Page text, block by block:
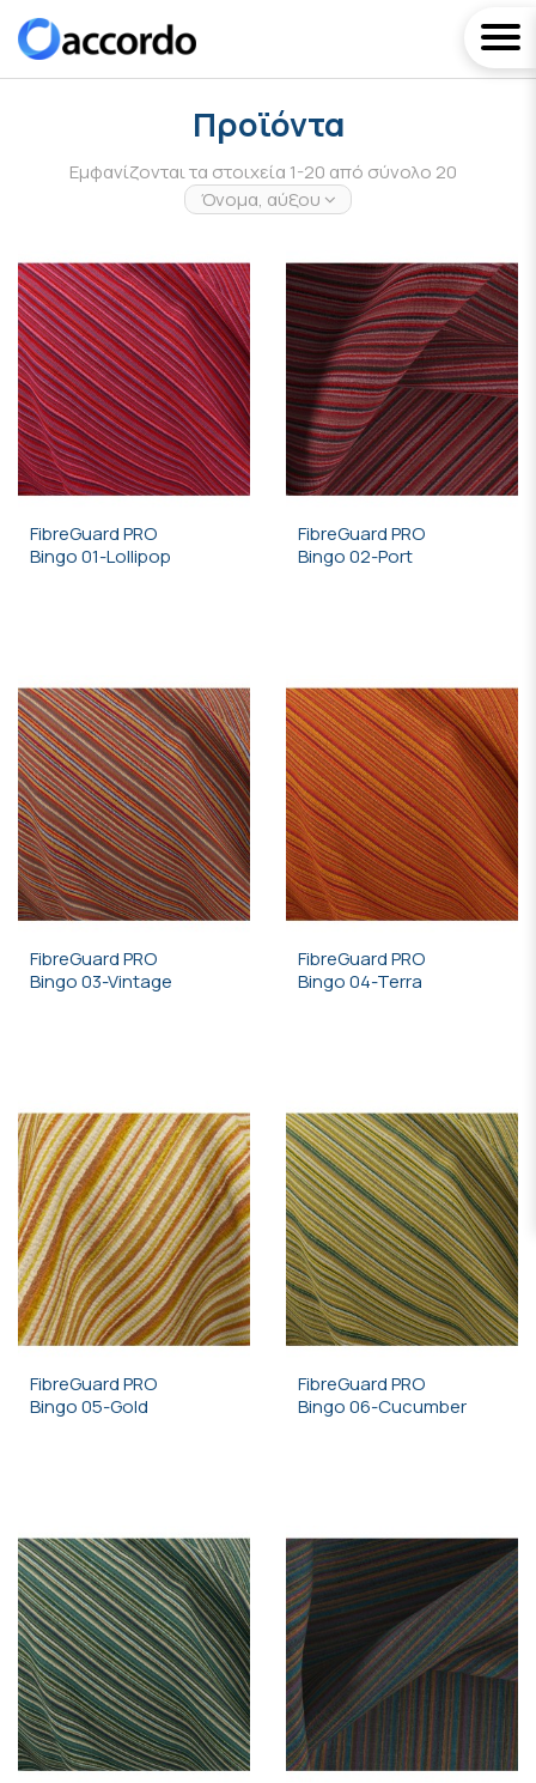
Εμφανίζονται τα στοιχεία 1-20 από σύνολο 20
Όνομα, αύξουσα
FibreGuard PRO
Bingo 01-Lollipop
FibreGuard PRO
Bingo 02-Port
FibreGuard PRO
Bingo 03-Vintage
FibreGuard PRO
Bingo 04-Terra
FibreGuard PRO
Bingo 05-Gold
FibreGuard PRO
Bingo 06-Cucumber
Προϊόντα